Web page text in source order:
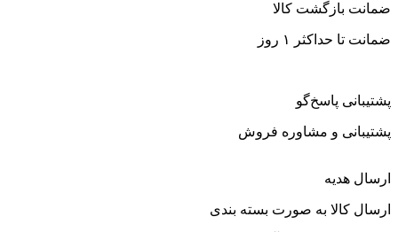
ضمانت بازگشت کالا
ضمانت تا حداکثر ۱ روز
پشتیبانی پاسخ‌گو
پشتیبانی و مشاوره فروش
ارسال هدیه
ارسال کالا به صورت بسته بندی